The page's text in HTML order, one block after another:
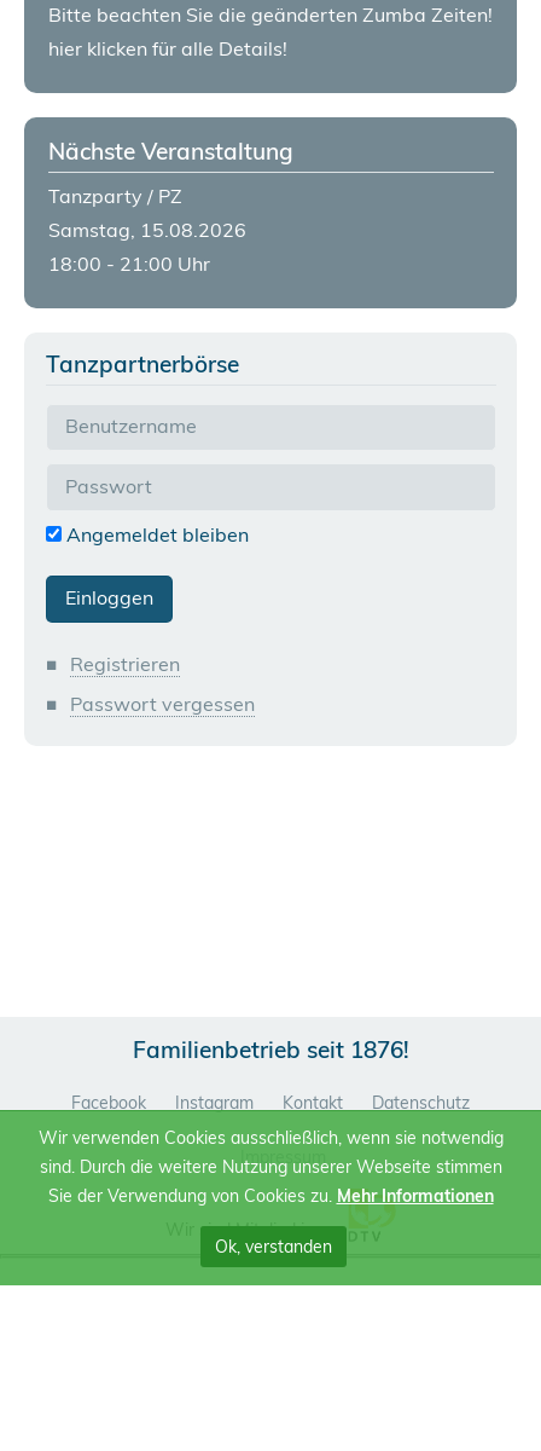
Bitte beachten Sie die geänderten Zumba Zeiten!
hier klicken für alle Details!
Nächste Veranstaltung
Tanzparty / PZ
Samstag, 15.08.2026
18:00 - 21:00 Uhr
Tanzpartnerbörse
Angemeldet bleiben
Registrieren
Passwort vergessen
Familienbetrieb seit 1876!
Facebook Instagram Kontakt Datenschutz
Impressum
Wir sind Mitglied im
Wir verwenden Cookies ausschließlich, wenn sie notwendig
sind. Durch die weitere Nutzung unserer Webseite stimmen
Sie der Verwendung von Cookies zu. Mehr Informationen
Ok, verstanden